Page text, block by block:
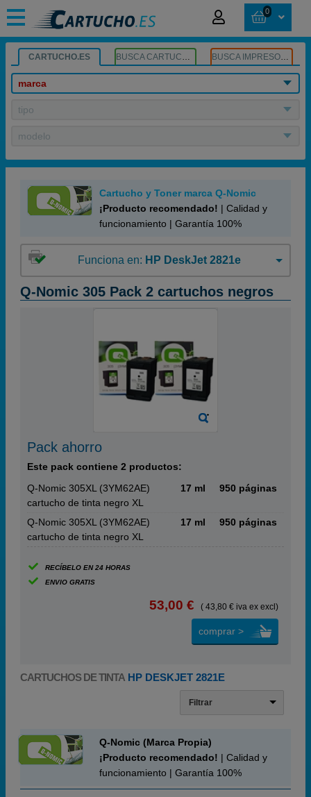
0
CARTUCHO.ES BUSCA CARTUCHOS BUSCA IMPRESORA
marca
tipo
modelo
Cartucho y Toner marca Q-Nomic
¡Producto recomendado! | Calidad y
funcionamiento | Garantía 100%
Funciona en: HP DeskJet 2821e
Q-Nomic 305 Pack 2 cartuchos negros
Pack ahorro
Este pack contiene 2 productos:
Q-Nomic 305XL (3YM62AE)
cartucho de tinta negro XL
17 ml 950 páginas
Q-Nomic 305XL (3YM62AE)
cartucho de tinta negro XL
17 ml 950 páginas
RECÍBELO EN 24 HORAS
ENVIO GRATIS
53,00 € ( 43,80 € iva ex excl)
comprar >
CARTUCHOS DE TINTA HP DESKJET 2821E
Filtrar
Q-Nomic (Marca Propia)
¡Producto recomendado! | Calidad y
funcionamiento | Garantía 100%